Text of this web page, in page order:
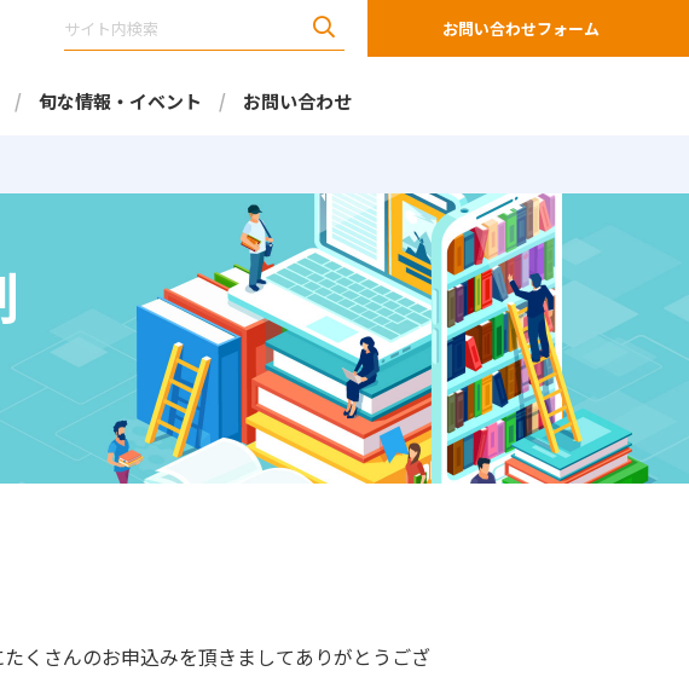
お問い合わせフォーム
旬な情報・イベント お問い合わせ
くさんのお申込みを頂きましてありがとうござ